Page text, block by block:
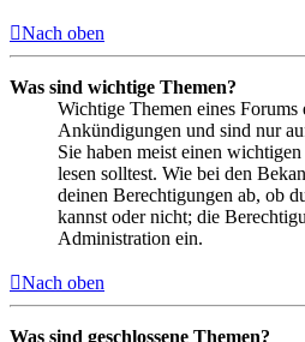
Nach oben
Was sind wichtige Themen?
Wichtige Themen eines Forums
Ankündigungen und sind nur
Sie haben meist einen
lesen solltest. Wie bei den
deinen Berechtigungen ab, ob
kannst oder nicht; die
Administration ein.
Nach oben
Was sind geschlossene Themen?